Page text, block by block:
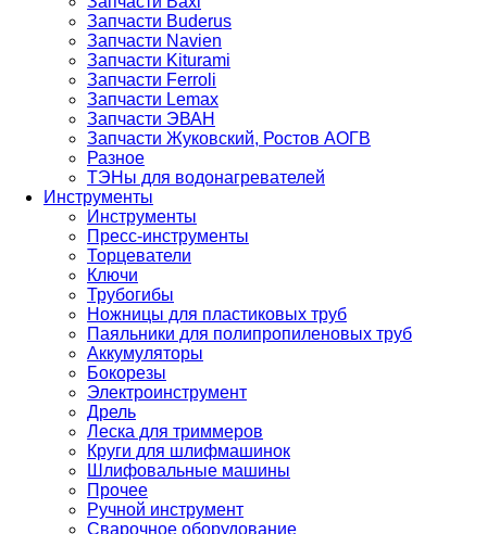
Запчасти Buderus
Запчасти Navien
Запчасти Kiturami
Запчасти Ferroli
Запчасти Lemax
Запчасти ЭВАН
Запчасти Жуковский, Ростов АОГВ
Разное
ТЭНы для водонагревателей
Инструменты
Инструменты
Пресс-инструменты
Торцеватели
Ключи
Трубогибы
Ножницы для пластиковых труб
Паяльники для полипропиленовых труб
Аккумуляторы
Бокорезы
Электроинструмент
Дрель
Леска для триммеров
Круги для шлифмашинок
Шлифовальные машины
Прочее
Ручной инструмент
Сварочное оборудование